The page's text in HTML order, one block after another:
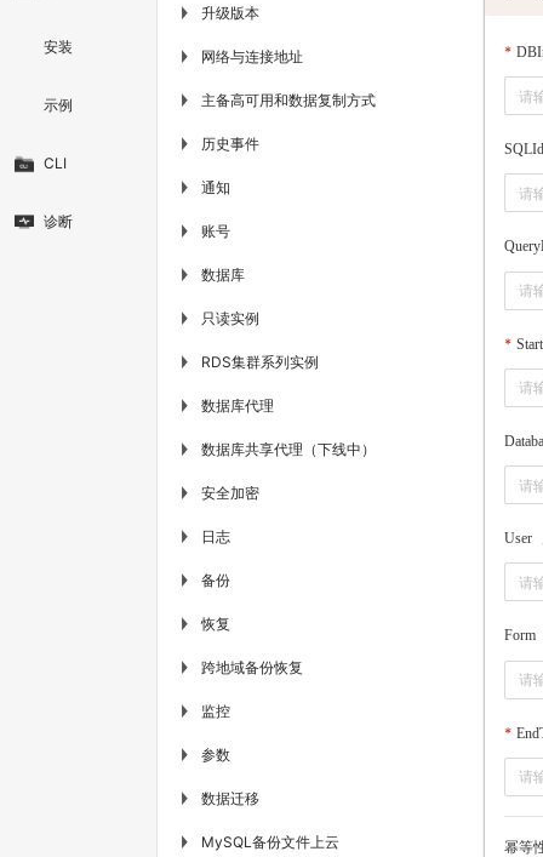
安装
示例
CLI
诊断
▶ 升级版本
▶ 网络与连接地址
▶ 主备高可用和数据复制方式
▶ 历史事件
▶ 通知
▶ 账号
▶ 数据库
▶ 只读实例
▶ RDS集群系列实例
▶ 数据库代理
▶ 数据库共享代理（下线中）
▶ 安全加密
▶ 日志
▶ 备份
▶ 恢复
▶ 跨地域备份恢复
▶ 监控
▶ 参数
▶ 数据迁移
▶ MySQL备份文件上云
SQLId
User
Form
幂等